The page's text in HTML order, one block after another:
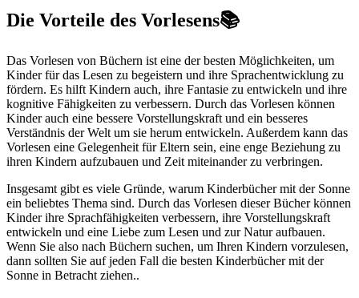
Die Vorteile des Vorlesens📚
Das Vorlesen von Büchern ist eine der besten Möglichkeiten, um
Kinder für das Lesen zu begeistern und ihre Sprachentwicklung zu
fördern. Es hilft Kindern auch, ihre Fantasie zu entwickeln und ihre
kognitive Fähigkeiten zu verbessern. Durch das Vorlesen können
Kinder auch eine bessere Vorstellungskraft und ein besseres
Verständnis der Welt um sie herum entwickeln. Außerdem kann das
Vorlesen eine Gelegenheit für Eltern sein, eine enge Beziehung zu
ihren Kindern aufzubauen und Zeit miteinander zu verbringen.
Insgesamt gibt es viele Gründe, warum Kinderbücher mit der Sonne
ein beliebtes Thema sind. Durch das Vorlesen dieser Bücher können
Kinder ihre Sprachfähigkeiten verbessern, ihre Vorstellungskraft
entwickeln und eine Liebe zum Lesen und zur Natur aufbauen.
Wenn Sie also nach Büchern suchen, um Ihren Kindern vorzulesen,
dann sollten Sie auf jeden Fall die besten Kinderbücher mit der
Sonne in Betracht ziehen..